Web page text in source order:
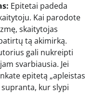
Epitetai padeda
Kai parodote
skaitytojas
tą akimirką.
gali nukreipti
svarbiausia. Jei
epitetą „apleistas
kur slypi